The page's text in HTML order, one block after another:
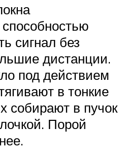
сигнал без
дистанции.
под действием
в тонкие
собирают в пучок
Порой